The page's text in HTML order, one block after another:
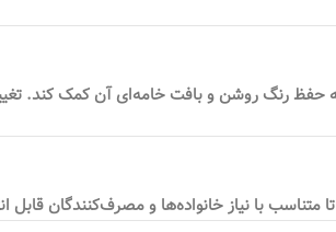
رنگ روشن و بافت خامه‌ای آن کمک کند.
با نیاز خانواده‌ها و مصرف‌کنندگان قابل